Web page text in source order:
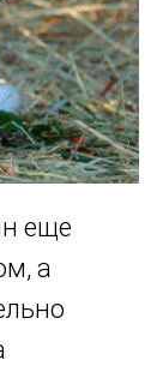
еще
а